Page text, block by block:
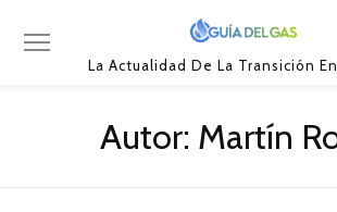
La Actualidad De La Transición
Autor: Martín